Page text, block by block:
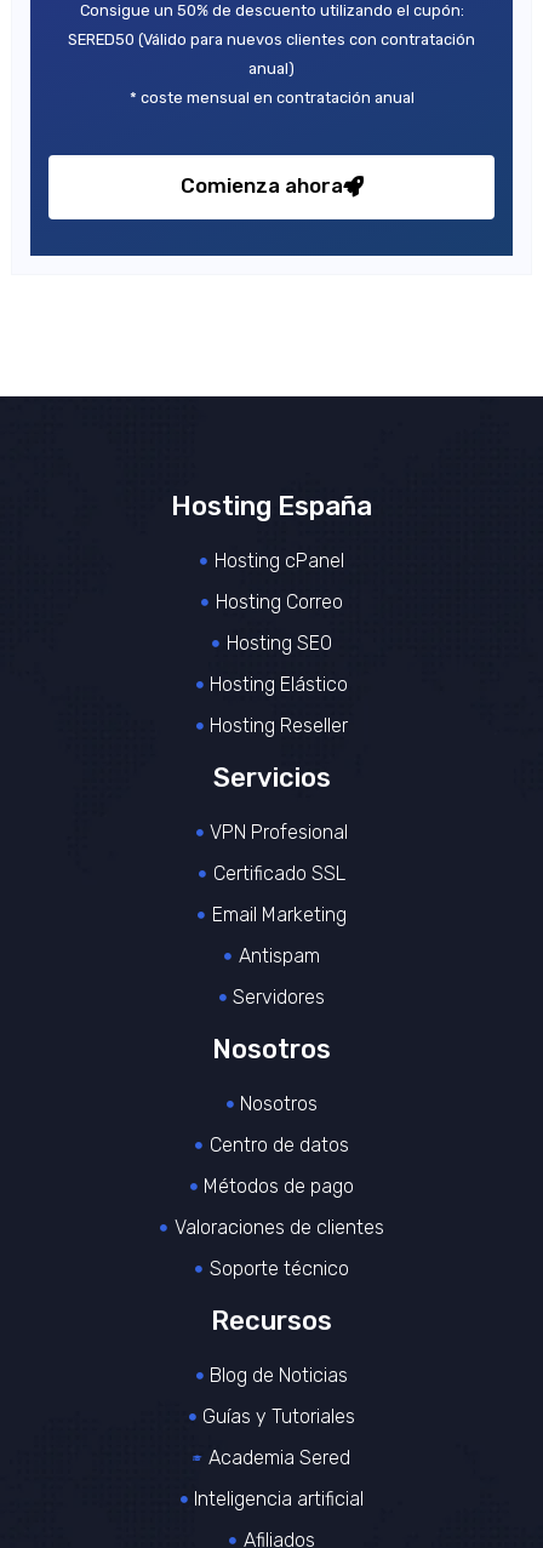
Consigue un 50% de descuento utilizando el cupón:
SERED50 (Válido para nuevos clientes con contratación
anual)
* coste mensual en contratación anual
Comienza ahora
Hosting España
Hosting cPanel
Hosting Correo
Hosting SEO
Hosting Elástico
Hosting Reseller
Servicios
VPN Profesional
Certificado SSL
Email Marketing
Antispam
Servidores
Nosotros
Nosotros
Centro de datos
Métodos de pago
Valoraciones de clientes
Soporte técnico
Recursos
Blog de Noticias
Guías y Tutoriales
Academia Sered
Inteligencia artificial
Afiliados